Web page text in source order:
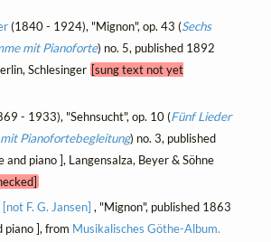
(1840 - 1924), "Mignon", op. 43 (Sechs
mit Pianoforte) no. 5, published 1892
Schlesinger [sung text not yet
- 1933), "Sehnsucht", op. 10 (Fünf Lieder
Pianofortebegleitung) no. 3, published
piano ], Langensalza, Beyer & Söhne
F. G. Jansen] , "Mignon", published 1863
piano ], from Musikalisches Göthe-Album.